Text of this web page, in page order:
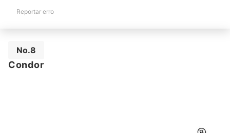
Reportar erro
No.8
Condor